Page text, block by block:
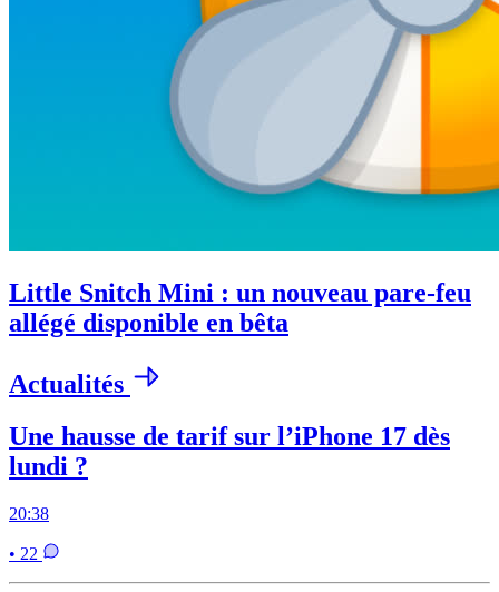
Little Snitch Mini : un nouveau pare-feu
allégé disponible en bêta
Actualités
Une hausse de tarif sur l’iPhone 17 dès
lundi ?
20:38
• 22